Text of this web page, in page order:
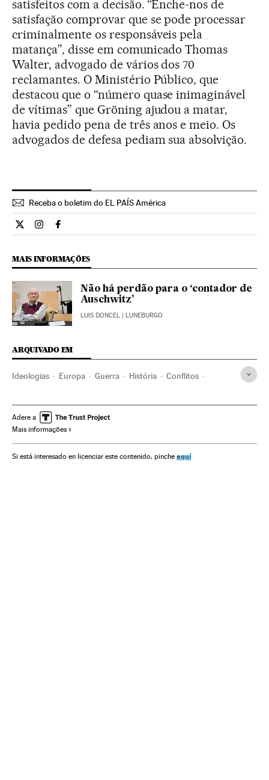
satisfeitos com a decisão. “Enche-nos de
satisfação comprovar que se pode processar
criminalmente os responsáveis pela
matança”, disse em comunicado Thomas
Walter, advogado de vários dos 70
reclamantes. O Ministério Público, que
destacou que o “número quase inimaginável
de vítimas” que Gröning ajudou a matar,
havia pedido pena de três anos e meio. Os
advogados de defesa pediam sua absolvição.
Receba o boletim do EL PAÍS América
Internacional El País Brasil en Twitter
Internacional El País Brasil en Instagram
Internacional El País Brasil en Facebook
MAIS INFORMAÇÕES
Não há perdão para o ‘contador de
Auschwitz’
LUIS DONCEL | LUNEBURGO
ARQUIVADO EM
Ideologias Europa Guerra História Conflitos
Campos concentración nazis
Europa Central
Ultradireita História contemporânea
Adere a
Mais informações
Si está interesado en licenciar este contenido, pinche aquí